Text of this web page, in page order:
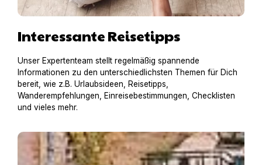
Interessante Reisetipps
Unser Expertenteam stellt regelmäßig spannende
Informationen zu den unterschiedlichsten Themen für Dich
bereit, wie z.B. Urlaubsideen, Reisetipps,
Wanderempfehlungen, Einreisebestimmungen, Checklisten
und vieles mehr.
Hausboot mit Hund